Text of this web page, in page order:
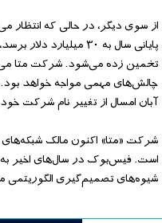
از سوی دیگر، در حالی که
تخمین زده می‌شود. شرکت متا
چالش‌های مهمی مواجه خواهد
آبان‌ امسال از تغییر نام شرکت
شرکت «متا» اکنون مالک
است. فیس‌بوک در سال‌های اخیر
شیوه‌های تصمیم‌گیری الگوریتمی